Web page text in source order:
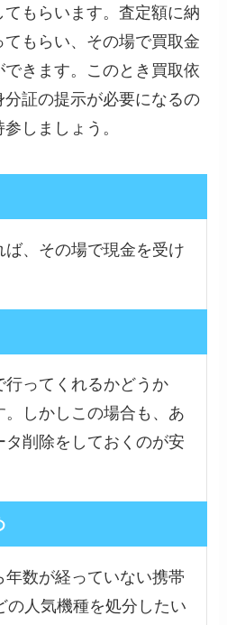
もらいます。査定額に納
もらい、その場で買取金
きます。このとき買取依
証の提示が必要になるの
しましょう。
、その場で現金を受け
行ってくれるかどうか
。しかしこの場合も、あ
タ削除をしておくのが安
年数が経っていない携帯
の人気機種を処分したい